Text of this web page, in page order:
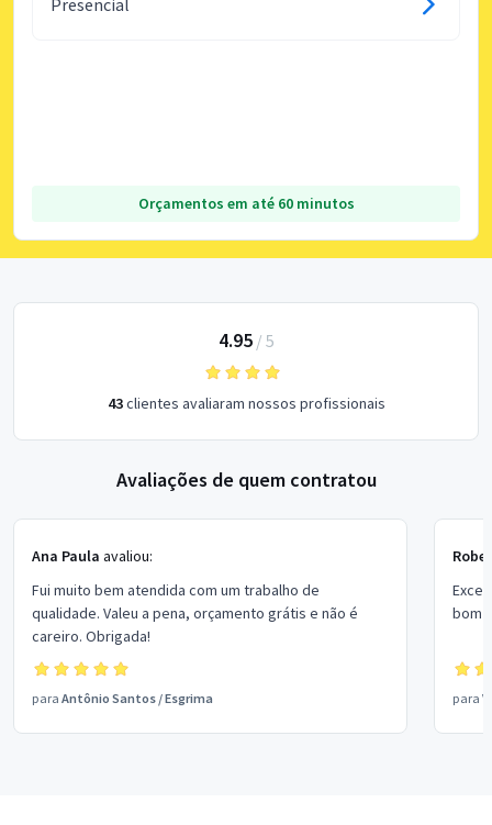
Orçamentos em até 60 minutos
4.95/ 5
43clientes avaliaram nossos profissionais
Avaliações de quem contratou
Ana Paula avaliou:
Fui muito bem atendida com um trabalho de
qualidade. Valeu a pena, orçamento grátis e não é
careiro. Obrigada!
para Antônio Santos /Esgrima
bom
para